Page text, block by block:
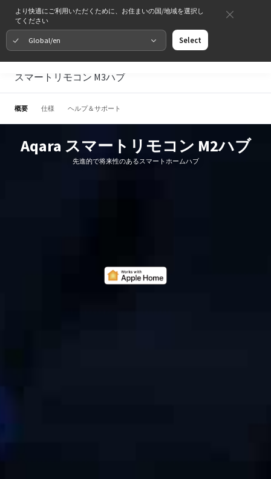
より快適にご利用いただくために、お住まいの国/地域を選択し
てください
Global/en Select
スマートリモコン M3ハブ
概要 仕様 ヘルプ＆サポート
Aqara スマートリモコン M2ハブ
先進的で将来性のあるスマートホームハブ